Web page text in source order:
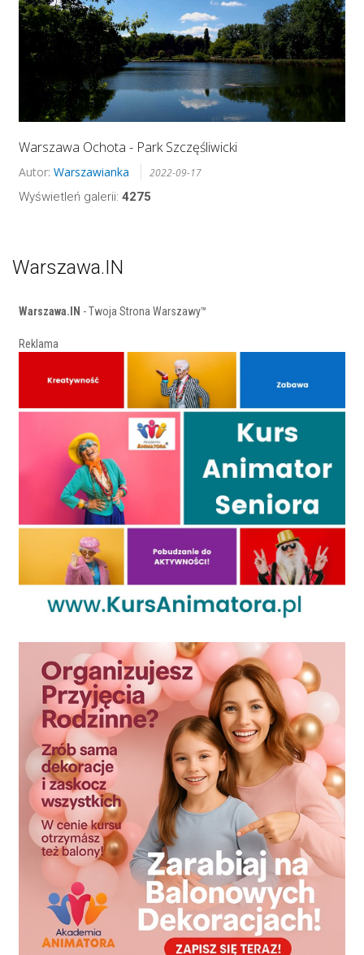
Warszawa Ochota - Park Szczęśliwicki
Autor: Warszawianka 2022-09-17
Wyświetleń galerii: 4275
Warszawa.IN
Warszawa.IN - Twoja Strona Warszawy™
Reklama